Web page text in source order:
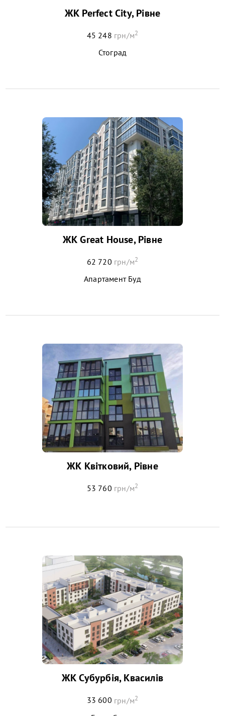
ЖК Perfect City, Рівне
45 248 грн/м2
Стоград
ЖК Great House, Рівне
62 720 грн/м2
Апартамент Буд
ЖК Квітковий, Рівне
53 760 грн/м2
ЖК Субурбія, Квасилів
33 600 грн/м2